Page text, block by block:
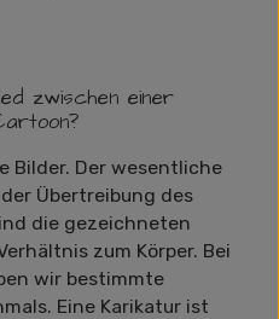
zwischen einer
Bilder. Der wesentliche
Übertreibung des
die gezeichneten
zum Körper. Bei
wir bestimmte
Eine Karikatur ist